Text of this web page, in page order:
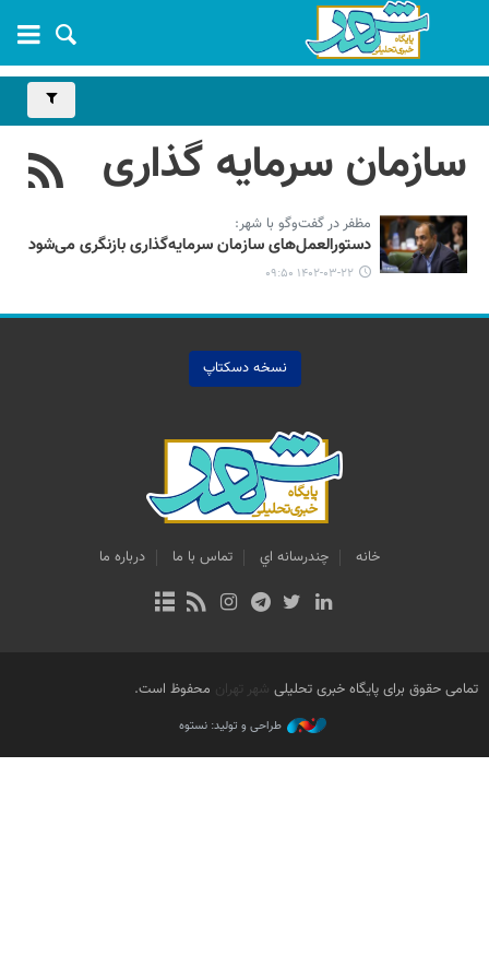
سازمان سرمایه گذاری
مظفر در گفت‌وگو با شهر:
دستورالعمل‌های سازمان سرمایه‌گذاری بازنگری می‌شود
۱۴۰۲-۰۳-۲۲ ۰۹:۵۰
نسخه دسکتاپ
خانه چندرسانه اي تماس با ما درباره ما
تمامی حقوق برای پایگاه خبری تحلیلی شهر تهران محفوظ است.
طراحی و تولید: نستوه